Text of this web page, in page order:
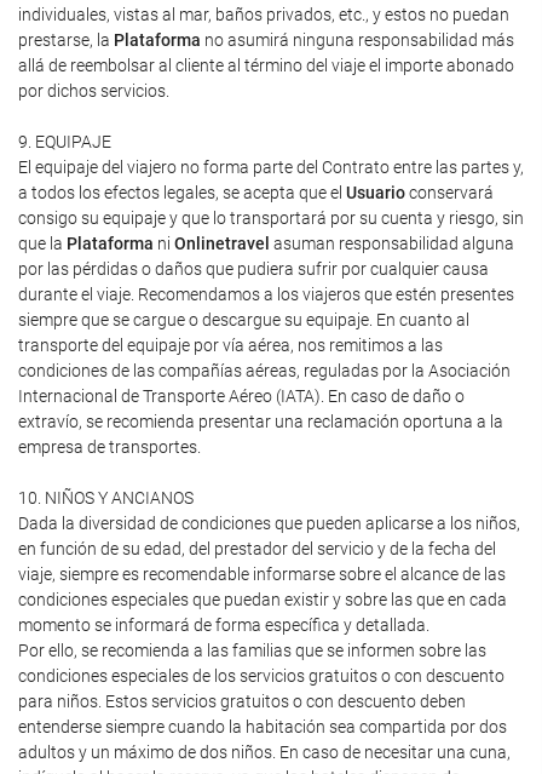
individuales, vistas al mar, baños privados, etc., y estos no puedan
prestarse, la Plataforma no asumirá ninguna responsabilidad más
allá de reembolsar al cliente al término del viaje el importe abonado
por dichos servicios.
9. EQUIPAJE
El equipaje del viajero no forma parte del Contrato entre las partes y,
a todos los efectos legales, se acepta que el Usuarioconservará
consigo su equipaje y que lo transportará por su cuenta y riesgo, sin
que la Plataforma ni Onlinetravel asuman responsabilidad alguna
por las pérdidas o daños que pudiera sufrir por cualquier causa
durante el viaje. Recomendamos a los viajeros que estén presentes
siempre que se cargue o descargue su equipaje. En cuanto al
transporte del equipaje por vía aérea, nos remitimos a las
condiciones de las compañías aéreas, reguladas por la Asociación
Internacional de Transporte Aéreo (IATA). En caso de daño o
extravío, se recomienda presentar una reclamación oportuna a la
empresa de transportes.
10. NIÑOS Y ANCIANOS
Dada la diversidad de condiciones que pueden aplicarse a los niños,
en función de su edad, del prestador del servicio y de la fecha del
viaje, siempre es recomendable informarse sobre el alcance de las
condiciones especiales que puedan existir y sobre las que en cada
momento se informará de forma específica y detallada.
Por ello, se recomienda a las familias que se informen sobre las
condiciones especiales de los servicios gratuitos o con descuento
para niños. Estos servicios gratuitos o con descuento deben
entenderse siempre cuando la habitación sea compartida por dos
adultos y un máximo de dos niños. En caso de necesitar una cuna,